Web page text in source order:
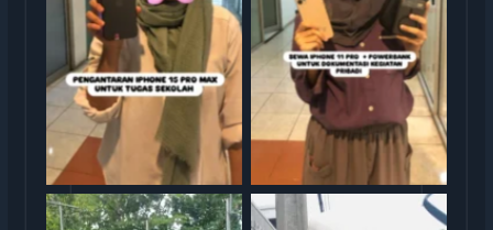
Sewa iphone jakarta Sewa iphone jakarta